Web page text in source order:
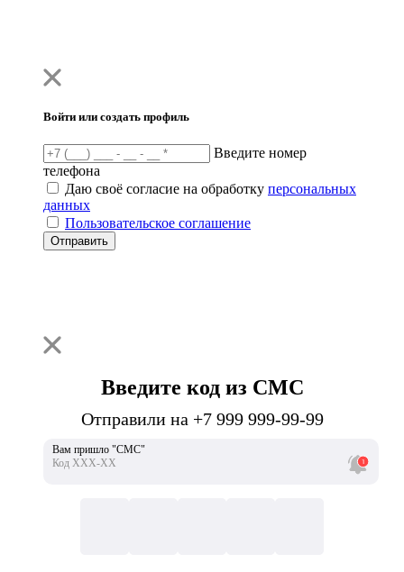
Войти или создать профиль
Введите номер
телефона
Даю своё согласие на обработку персональных
данных
Пользовательское соглашение
Отправить
Введите код из СМС
Отправили на +7 999 999-99-99
Вам пришло "СМС"
Код ХХХ-ХХ